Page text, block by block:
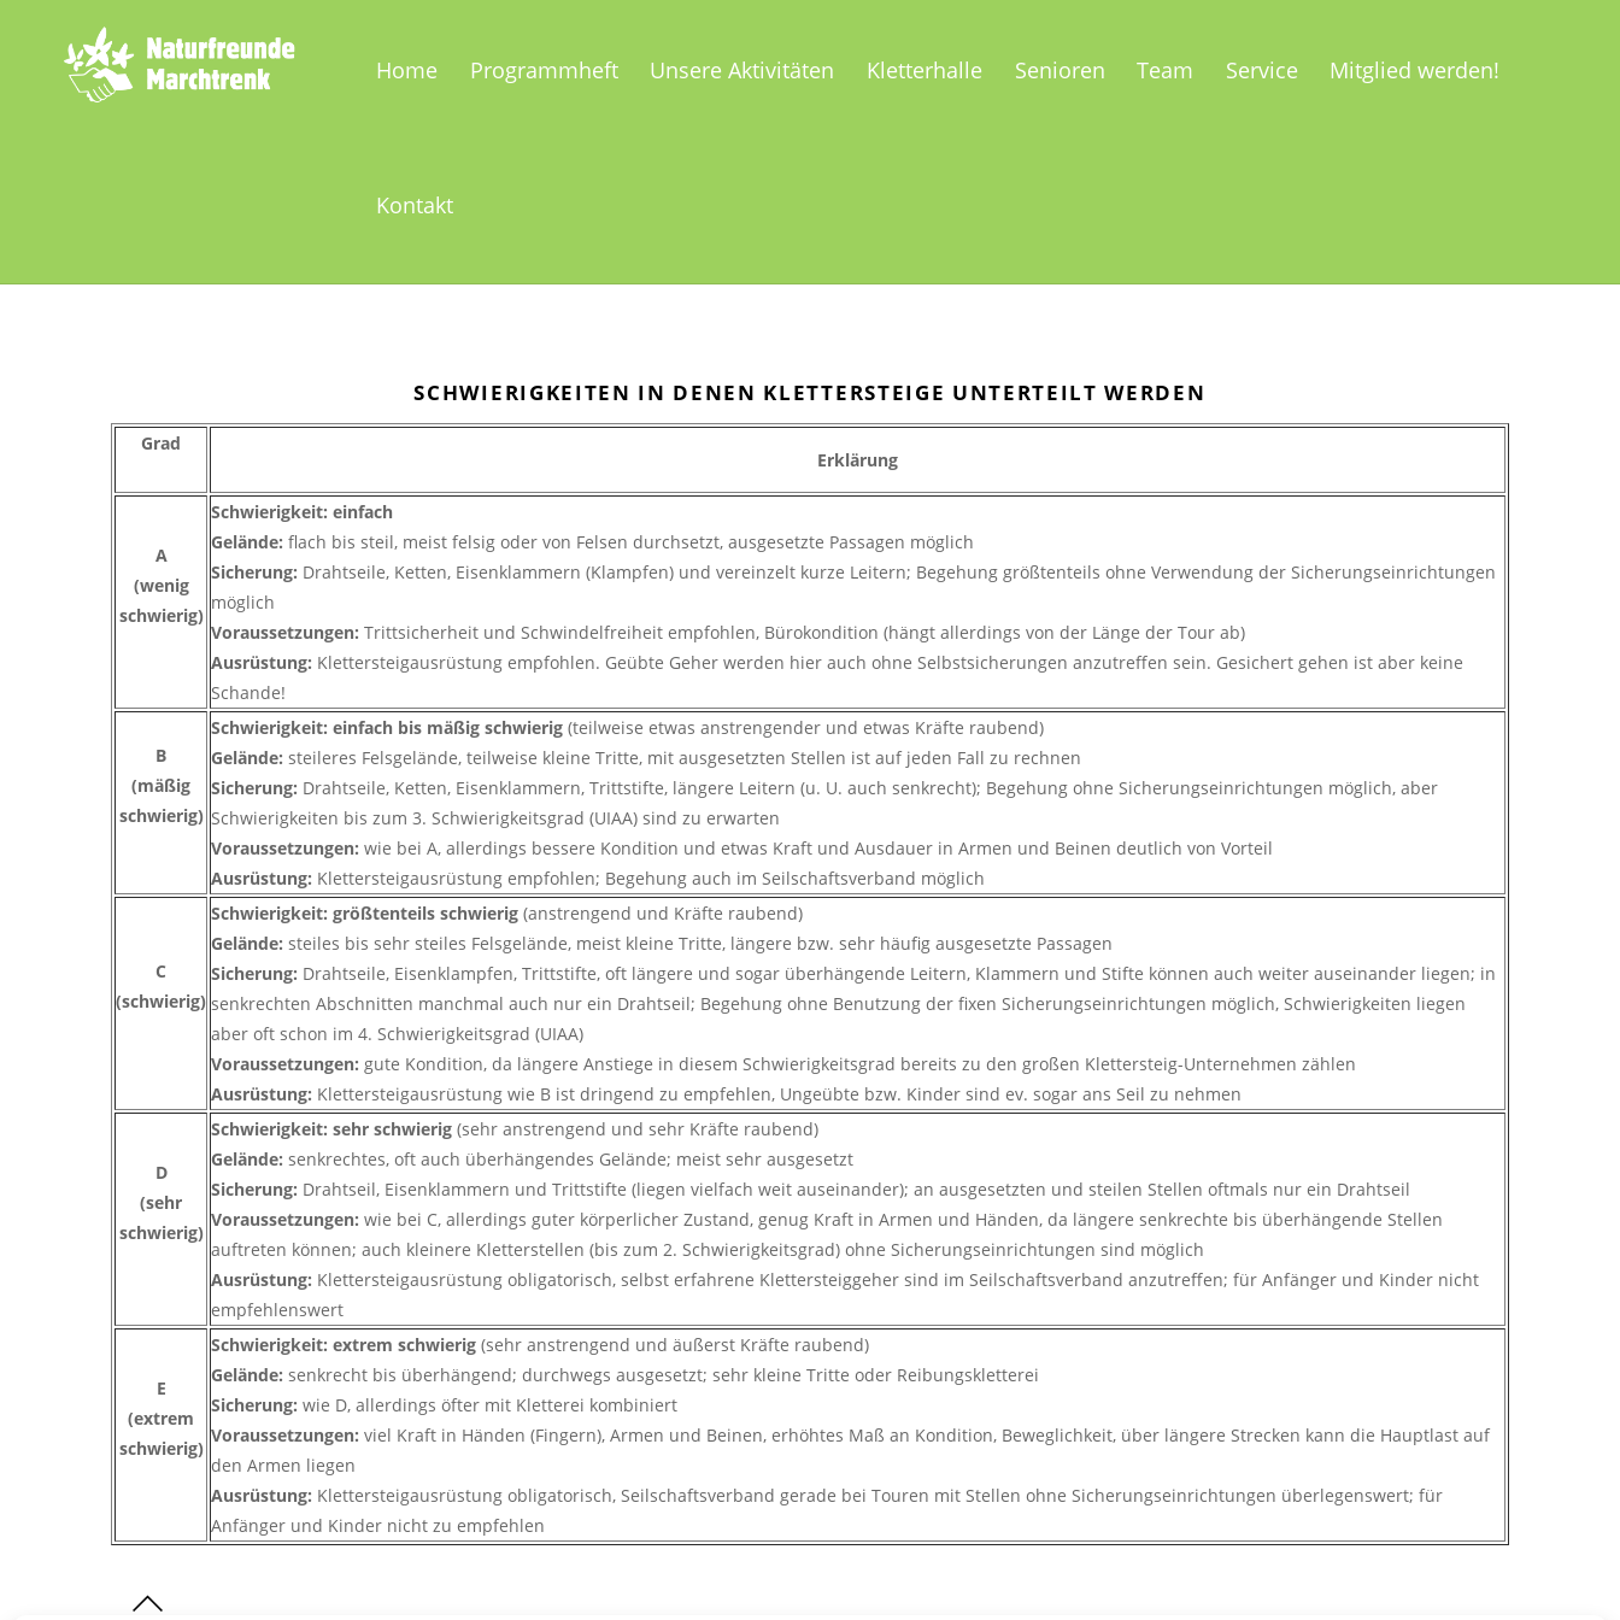
Home Programmheft Unsere Aktivitäten Kletterhalle Senioren Team Service Mitglied werden!
Kontakt
SCHWIERIGKEITEN IN DENEN KLETTERSTEIGE UNTERTEILT WERDEN
Grad
Erklärung
A
(wenig
schwierig)
Schwierigkeit: einfach
Gelände: flach bis steil, meist felsig oder von Felsen durchsetzt, ausgesetzte Passagen möglich
Sicherung: Drahtseile, Ketten, Eisenklammern (Klampfen) und vereinzelt kurze Leitern; Begehung größtenteils ohne Verwendung der Sicherungseinrichtungen
möglich
Voraussetzungen: Trittsicherheit und Schwindelfreiheit empfohlen, Bürokondition (hängt allerdings von der Länge der Tour ab)
Ausrüstung: Klettersteigausrüstung empfohlen. Geübte Geher werden hier auch ohne Selbstsicherungen anzutreffen sein. Gesichert gehen ist aber keine
Schande!
B
(mäßig
schwierig)
Schwierigkeit: einfach bis mäßig schwierig (teilweise etwas anstrengender und etwas Kräfte raubend)
Gelände: steileres Felsgelände, teilweise kleine Tritte, mit ausgesetzten Stellen ist auf jeden Fall zu rechnen
Sicherung: Drahtseile, Ketten, Eisenklammern, Trittstifte, längere Leitern (u. U. auch senkrecht); Begehung ohne Sicherungseinrichtungen möglich, aber
Schwierigkeiten bis zum 3. Schwierigkeitsgrad (UIAA) sind zu erwarten
Voraussetzungen: wie bei A, allerdings bessere Kondition und etwas Kraft und Ausdauer in Armen und Beinen deutlich von Vorteil
Ausrüstung: Klettersteigausrüstung empfohlen; Begehung auch im Seilschaftsverband möglich
C
(schwierig)
Schwierigkeit: größtenteils schwierig (anstrengend und Kräfte raubend)
Gelände: steiles bis sehr steiles Felsgelände, meist kleine Tritte, längere bzw. sehr häufig ausgesetzte Passagen
Sicherung: Drahtseile, Eisenklampfen, Trittstifte, oft längere und sogar überhängende Leitern, Klammern und Stifte können auch weiter auseinander liegen; in
senkrechten Abschnitten manchmal auch nur ein Drahtseil; Begehung ohne Benutzung der fixen Sicherungseinrichtungen möglich, Schwierigkeiten liegen
aber oft schon im 4. Schwierigkeitsgrad (UIAA)
Voraussetzungen: gute Kondition, da längere Anstiege in diesem Schwierigkeitsgrad bereits zu den großen Klettersteig-Unternehmen zählen
Ausrüstung: Klettersteigausrüstung wie B ist dringend zu empfehlen, Ungeübte bzw. Kinder sind ev. sogar ans Seil zu nehmen
D
(sehr
schwierig)
Schwierigkeit: sehr schwierig (sehr anstrengend und sehr Kräfte raubend)
Gelände: senkrechtes, oft auch überhängendes Gelände; meist sehr ausgesetzt
Sicherung: Drahtseil, Eisenklammern und Trittstifte (liegen vielfach weit auseinander); an ausgesetzten und steilen Stellen oftmals nur ein Drahtseil
Voraussetzungen: wie bei C, allerdings guter körperlicher Zustand, genug Kraft in Armen und Händen, da längere senkrechte bis überhängende Stellen
auftreten können; auch kleinere Kletterstellen (bis zum 2. Schwierigkeitsgrad) ohne Sicherungseinrichtungen sind möglich
Ausrüstung: Klettersteigausrüstung obligatorisch, selbst erfahrene Klettersteiggeher sind im Seilschaftsverband anzutreffen; für Anfänger und Kinder nicht
empfehlenswert
E
(extrem
schwierig)
Schwierigkeit: extrem schwierig (sehr anstrengend und äußerst Kräfte raubend)
Gelände: senkrecht bis überhängend; durchwegs ausgesetzt; sehr kleine Tritte oder Reibungskletterei
Sicherung: wie D, allerdings öfter mit Kletterei kombiniert
Voraussetzungen: viel Kraft in Händen (Fingern), Armen und Beinen, erhöhtes Maß an Kondition, Beweglichkeit, über längere Strecken kann die Hauptlast auf
den Armen liegen
Ausrüstung: Klettersteigausrüstung obligatorisch, Seilschaftsverband gerade bei Touren mit Stellen ohne Sicherungseinrichtungen überlegenswert; für
Anfänger und Kinder nicht zu empfehlen